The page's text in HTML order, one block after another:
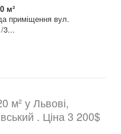
м²
приміщення вул.
3...
м² у Львові,
. Ціна 3 200$